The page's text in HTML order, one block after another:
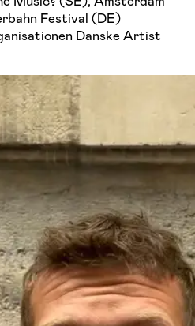
Festival (DE)
Danske Artist